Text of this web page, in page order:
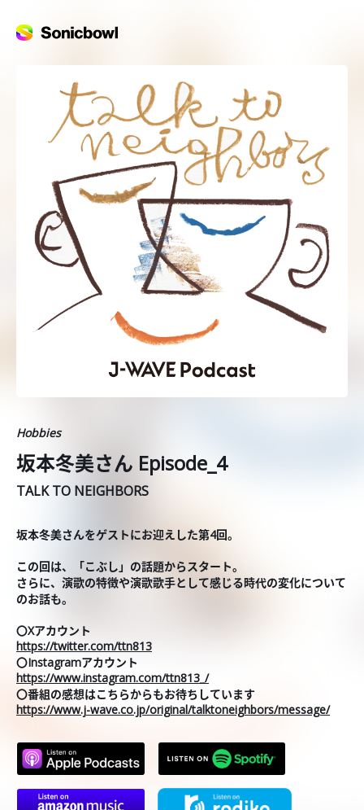
Hobbies
坂本冬美さん Episode_4
TALK TO NEIGHBORS
坂本冬美さんをゲストにお迎えした第4回。
この回は、「こぶし」の話題からスタート。
さらに、演歌の特徴や演歌歌手として感じる時代の変化について
のお話も。
〇Xアカウント
https://twitter.com/ttn813
〇Instagramアカウント
https://www.instagram.com/ttn813_/
〇番組の感想はこちらからもお待ちしています
https://www.j-wave.co.jp/original/talktoneighbors/message/